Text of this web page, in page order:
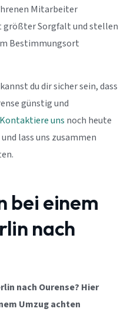
Mitarbeiter
größter Sorgfalt und stellen
Bestimmungsort
du dir sicher sein, dass
günstig und
Kontaktiere uns noch heute
lass uns zusammen
bei einem
nach
nach Ourense? Hier
Umzug achten